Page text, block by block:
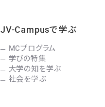
JV-Campusで学ぶ
MCプログラム
学びの特集
大学の知を学ぶ
社会を学ぶ